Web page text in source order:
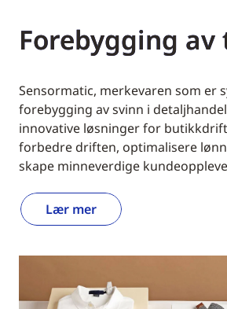
Forebygging av
Sensormatic, merkevaren som er
forebygging av svinn i
innovative løsninger for
forbedre driften, optimalisere
skape minneverdige
Lær mer